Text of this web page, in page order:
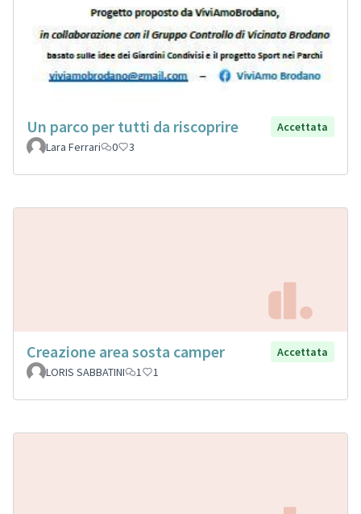
Un parco per tutti da riscoprire
Accettata
Lara Ferrari
0 3
Creazione area sosta camper
Accettata
LORIS SABBATINI
1 1